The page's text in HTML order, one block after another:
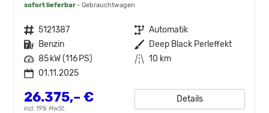
sofort lieferbar Gebrauchtwagen
Fahrzeugnr. 5121387 Getriebe Automatik
Kraftstoff Benzin Außenfarbe Deep Black Perleffekt
Leistung 85 kW (116 PS) Kilometerstand 10 km
01.11.2025
26.375,– €
incl. 19% MwSt.
Details